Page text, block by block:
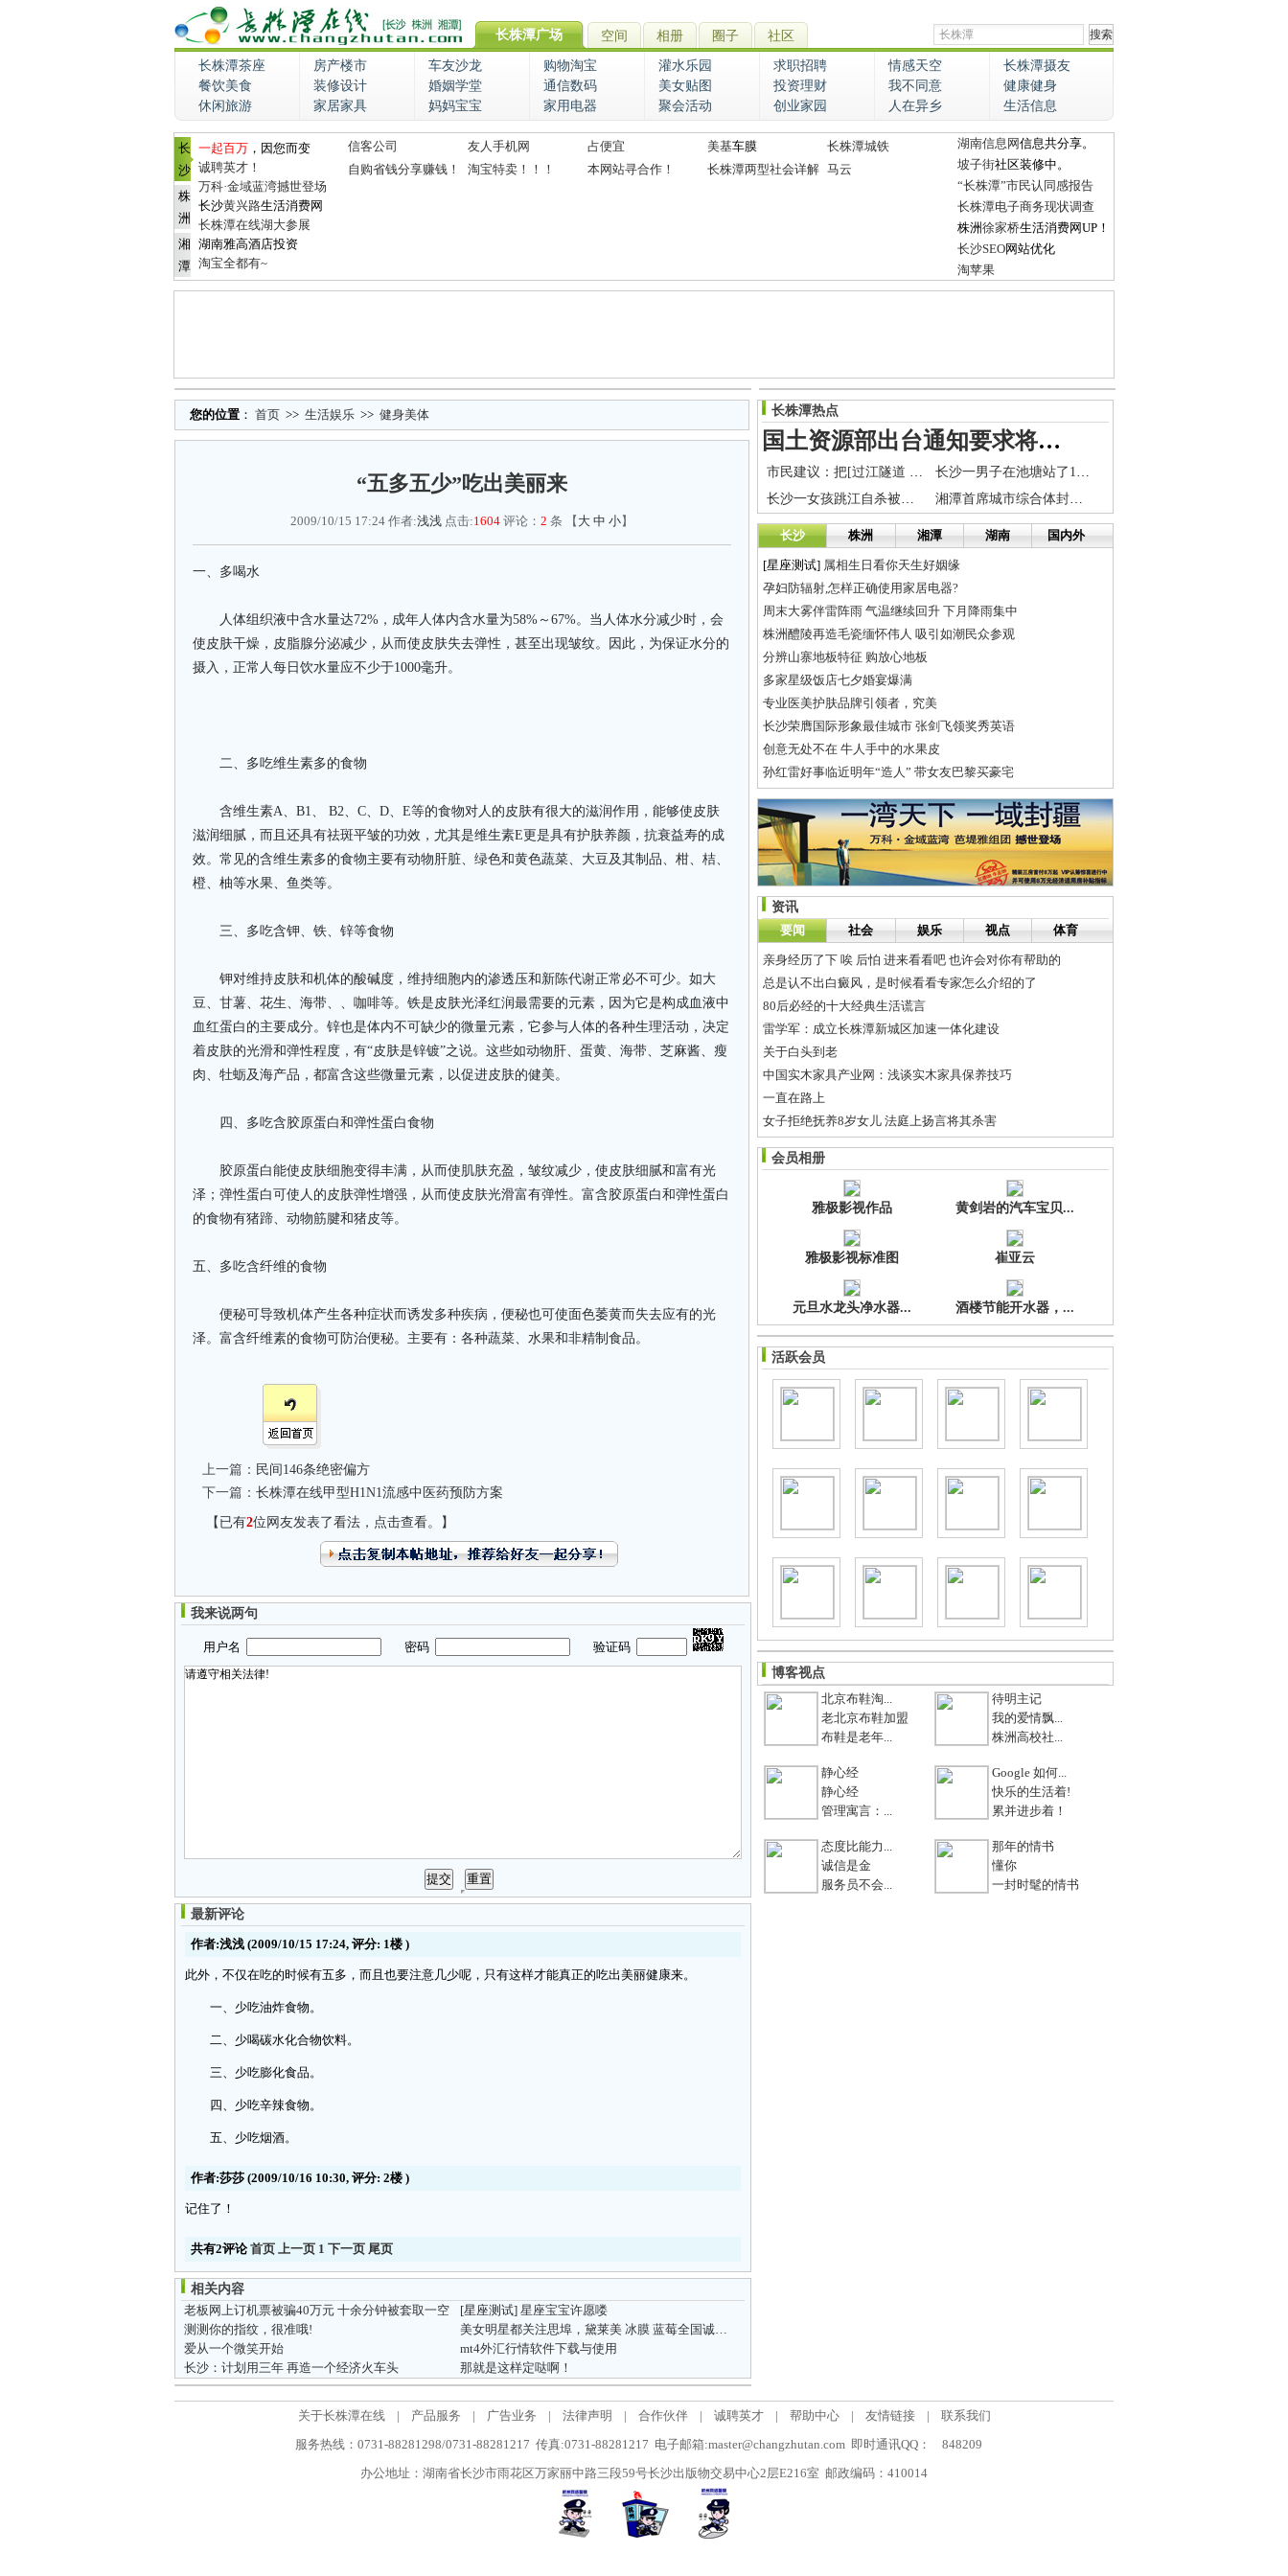
长株潭广场 空间 相册 圈子 社区
长株潭茶座 房产楼市 车友沙龙 购物淘宝 灌水乐园 求职招聘 情感天空
长株潭摄友
餐饮美食
装修设计 婚姻学堂 通信数码 美女贴图 投资理财 我不同意
健康健身
休闲旅游
家居家具 妈妈宝宝 家用电器 聚会活动 创业家园 人在异乡 生活信息
长
沙
株
洲
湘
潭
一起百万 ，因您而变
诚聘英才！
万科·金域蓝湾撼世登场
长沙黄兴路生活消费网
长株潭在线湖大参展
湖南雅高酒店投资
淘宝全都有~
信客公司 友人手机网 占便宜 美基车膜
长株潭城铁
自购省钱分享赚钱！
淘宝特卖！！！ 本网站寻合作！ 长株潭两型社会详解 马云
湖南信息网信息共分享。
坡子街社区装修中。
“长株潭”市民认同感报告
长株潭电子商务现状调查
株洲徐家桥生活消费网UP！
长沙SEO网站优化
淘苹果
您的位置 ： 首页 >> 生活娱乐 >> 健身美体
“五多五少”吃出美丽来
2009/10/15 17:24 作者:浅浅 点击:1604 评论： 2 条 【 大 中 小】
一、多喝水
人体组织液中含水量达72%，成年人体内含水量为58%～67%。当人体水分减少时，会
使皮肤干燥，皮脂腺分泌减少，从而使皮肤失去弹性，甚至出现皱纹。因此，为保证水分的
摄入，正常人每日饮水量应不少于1000毫升。
二、多吃维生素多的食物
含维生素A、B1、 B2、C、D、E等的食物对人的皮肤有很大的滋润作用，能够使皮肤
滋润细腻，而且还具有祛斑平皱的功效，尤其是维生素E更是具有护肤养颜，抗衰益寿的成
效。常见的含维生素多的食物主要有动物肝脏、绿色和黄色蔬菜、大豆及其制品、柑、桔、
橙、柚等水果、鱼类等。
三、多吃含钾、铁、锌等食物
钾对维持皮肤和机体的酸碱度，维持细胞内的渗透压和新陈代谢正常必不可少。如大
豆、甘薯、花生、海带、、咖啡等。铁是皮肤光泽红润最需要的元素，因为它是构成血液中
血红蛋白的主要成分。锌也是体内不可缺少的微量元素，它参与人体的各种生理活动，决定
着皮肤的光滑和弹性程度，有“皮肤是锌镀”之说。这些如动物肝、蛋黄、海带、芝麻酱、瘦
肉、牡蛎及海产品，都富含这些微量元素，以促进皮肤的健美。
四、多吃含胶原蛋白和弹性蛋白食物
胶原蛋白能使皮肤细胞变得丰满，从而使肌肤充盈，皱纹减少，使皮肤细腻和富有光
泽；弹性蛋白可使人的皮肤弹性增强，从而使皮肤光滑富有弹性。富含胶原蛋白和弹性蛋白
的食物有猪蹄、动物筋腱和猪皮等。
五、多吃含纤维的食物
便秘可导致机体产生各种症状而诱发多种疾病，便秘也可使面色萎黄而失去应有的光
泽。富含纤维素的食物可防治便秘。主要有：各种蔬菜、水果和非精制食品。
上一篇： 民间146条绝密偏方
下一篇： 长株潭在线甲型H1N1流感中医药预防方案
【已有2位网友发表了看法，点击查看。】
我来说两句
用户名 密码 验证码
最新评论
作者:浅浅 (2009/10/15 17:24, 评分: 1楼 )
此外，不仅在吃的时候有五多，而且也要注意几少呢，只有这样才能真正的吃出美丽健康来。
一、少吃油炸食物。
二、少喝碳水化合物饮料。
三、少吃膨化食品。
四、少吃辛辣食物。
五、少吃烟酒。
作者:莎莎 (2009/10/16 10:30, 评分: 2楼 )
记住了！
共有2评论首页 上一页 1 下一页 尾页
相关内容
老板网上订机票被骗40万元 十余分钟被套取一空
[星座测试]星座宝宝许愿喽
测测你的指纹，很准哦!
美女明星都关注思埠，黛莱美 冰膜 蓝莓全国诚招代理
爱从一个微笑开始
mt4外汇行情软件下载与使用
长沙：计划用三年 再造一个经济火车头
那就是这样定哒啊！
长株潭热点
国土资源部出台通知要求将征地补偿提高两至三成
市民建议：把[过江隧道 轨道交通]建成百年工程
长沙一男子在池塘站了1个多小时 挥舞拳头打走劝说人
长沙一女孩跳江自杀被救又冲进车流 为何执意寻死?
湘潭首席城市综合体封顶 长株潭融城再发展
长沙 株洲 湘潭 湖南 国内外
[星座测试] 属相生日看你天生好姻缘
孕妇防辐射,怎样正确使用家居电器?
周末大雾伴雷阵雨 气温继续回升 下月降雨集中
株洲醴陵再造毛瓷缅怀伟人 吸引如潮民众参观
分辨山寨地板特征 购放心地板
多家星级饭店七夕婚宴爆满
专业医美护肤品牌引领者，究美
长沙荣膺国际形象最佳城市 张剑飞领奖秀英语
创意无处不在 牛人手中的水果皮
孙红雷好事临近明年“造人” 带女友巴黎买豪宅
资讯
要闻
社会 娱乐 视点 体育
亲身经历了下 唉 后怕 进来看看吧 也许会对你有帮助的
总是认不出白癜风，是时候看看专家怎么介绍的了
80后必经的十大经典生活谎言
雷学军：成立长株潭新城区加速一体化建设
关于白头到老
中国实木家具产业网：浅谈实木家具保养技巧
一直在路上
女子拒绝抚养8岁女儿 法庭上扬言将其杀害
长株潭交通融合推进 张剑飞：完善轨道规划
湖南-东盟产业合作对接会南宁召开 现场签约2.6亿美元
会员相册
雅极影视作品 黄剑岩的汽车宝贝...
雅极影视标准图 崔亚云
元旦水龙头净水器... 酒楼节能开水器，...
活跃会员
博客视点
北京布鞋淘...
老北京布鞋加盟
布鞋是老年...
待明主记
我的爱情飘...
株洲高校社...
静心经
静心经
管理寓言：...
Google 如何...
快乐的生活着!
累并进步着！
态度比能力...
诚信是金
服务员不会...
那年的情书
懂你
一封时髦的情书
关于长株潭在线 | 产品服务 | 广告业务 | 法律声明 | 合作伙伴 | 诚聘英才 | 帮助中心 | 友情链接 |
联系我们
服务热线：0731-88281298/0731-88281217 传真:0731-88281217 电子邮箱:master@changzhutan.com 即时通讯QQ：
848209
办公地址：湖南省长沙市雨花区万家丽中路三段59号长沙出版物交易中心2层E216室 邮政编码：410014